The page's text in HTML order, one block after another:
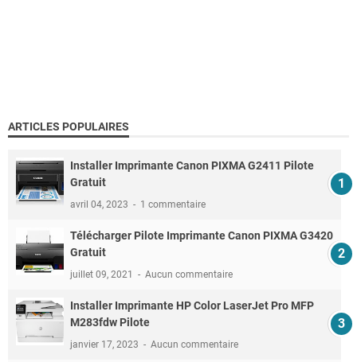
ARTICLES POPULAIRES
Installer Imprimante Canon PIXMA G2411 Pilote
Gratuit
avril 04, 2023 1 commentaire
Télécharger Pilote Imprimante Canon PIXMA G3420
Gratuit
juillet 09, 2021 Aucun commentaire
Installer Imprimante HP Color LaserJet Pro MFP
M283fdw Pilote
janvier 17, 2023 Aucun commentaire